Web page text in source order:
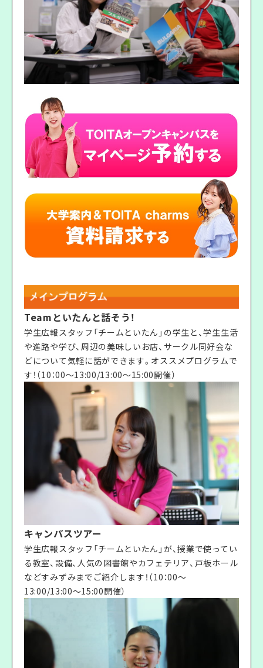
Teamといたんと話そう！
学生広報スタッフ「チームといたん」の学生と、学生生活
や進路や学び、周辺の美味しいお店、サークル同好会な
どについて気軽に話ができます。オススメプログラムで
す！（10：00〜13:00/13:00〜15:00開催）
キャンパスツアー
学生広報スタッフ「チームといたん」が、授業で使ってい
る教室、設備、人気の図書館やカフェテリア、戸板ホール
などすみずみまでご紹介します！（10：00〜
13:00/13:00〜15:00開催）